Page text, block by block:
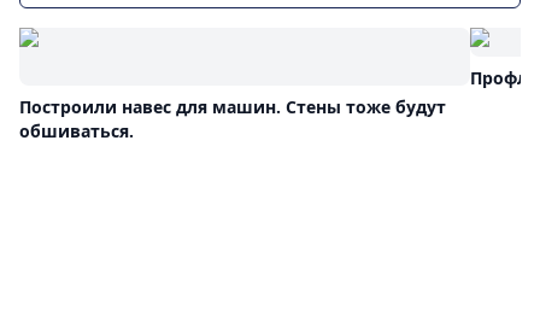
Построили навес для машин. Стены тоже будут
обшиваться.